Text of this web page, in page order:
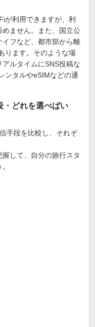
が利用できますが、利
ません。また、国立公
フなど、都市部から離
ります。そのような場
ルタイムにSNS投稿な
ンタルやeSIMなどの通
・どれを選べばい
手段を比較し、それぞ
して、自分の旅行スタ